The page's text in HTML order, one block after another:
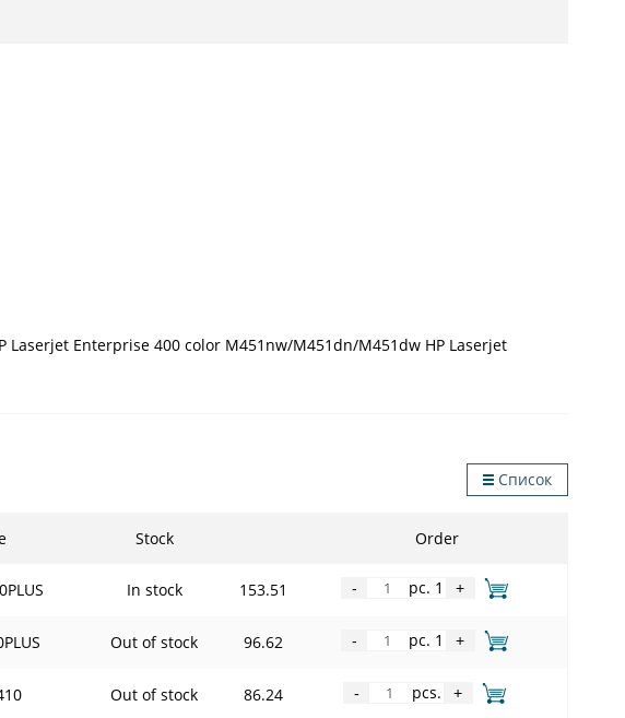
Laserjet Enterprise 400 color M451nw/M451dn/M451dw HP Laserjet
Список
Stock Order
In stock 153.51 - pc. 1 +
Out of stock 96.62 - pc. 1 +
Out of stock 86.24 - pcs. +